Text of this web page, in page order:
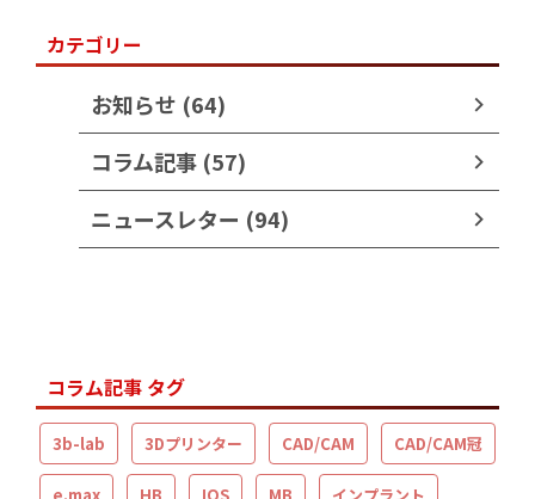
カテゴリー
お知らせ (64)
コラム記事 (57)
ニュースレター (94)
コラム記事 タグ
3b-lab 3Dプリンター CAD/CAM CAD/CAM冠